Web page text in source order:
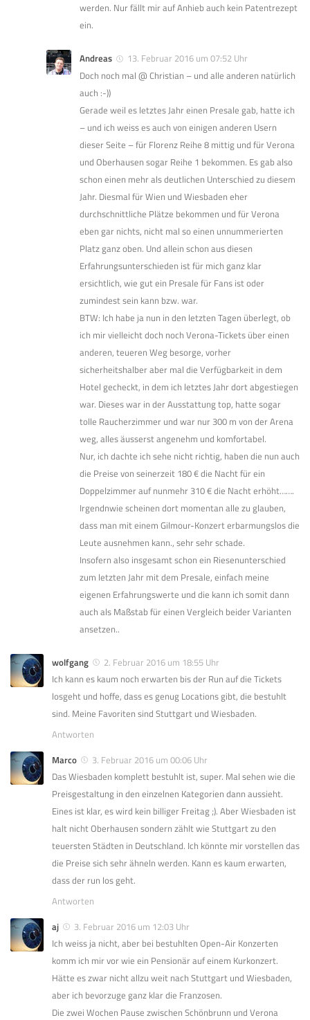
werden. Nur fällt mir auf Anhieb auch kein Patentrezept
ein.
Andreas
13. Februar 2016 um 07:52 Uhr
Doch noch mal @ Christian – und alle anderen natürlich
auch :-))
Gerade weil es letztes Jahr einen Presale gab, hatte ich
– und ich weiss es auch von einigen anderen Usern
dieser Seite – für Florenz Reihe 8 mittig und für Verona
und Oberhausen sogar Reihe 1 bekommen. Es gab also
schon einen mehr als deutlichen Unterschied zu diesem
Jahr. Diesmal für Wien und Wiesbaden eher
durchschnittliche Plätze bekommen und für Verona
eben gar nichts, nicht mal so einen unnummerierten
Platz ganz oben. Und allein schon aus diesen
Erfahrungsunterschieden ist für mich ganz klar
ersichtlich, wie gut ein Presale für Fans ist oder
zumindest sein kann bzw. war.
BTW: Ich habe ja nun in den letzten Tagen überlegt, ob
ich mir vielleicht doch noch Verona-Tickets über einen
anderen, teueren Weg besorge, vorher
sicherheitshalber aber mal die Verfügbarkeit in dem
Hotel gecheckt, in dem ich letztes Jahr dort abgestiegen
war. Dieses war in der Ausstattung top, hatte sogar
tolle Raucherzimmer und war nur 300 m von der Arena
weg, alles äusserst angenehm und komfortabel.
Nur, ich dachte ich sehe nicht richtig, haben die nun auch
die Preise von seinerzeit 180 € die Nacht für ein
Doppelzimmer auf nunmehr 310 € die Nacht erhöht…….
Irgendnwie scheinen dort momentan alle zu glauben,
dass man mit einem Gilmour-Konzert erbarmungslos die
Leute ausnehmen kann., sehr sehr schade.
Insofern also insgesamt schon ein Riesenunterschied
zum letzten Jahr mit dem Presale, einfach meine
eigenen Erfahrungswerte und die kann ich somit dann
auch als Maßstab für einen Vergleich beider Varianten
ansetzen..
wolfgang
2. Februar 2016 um 18:55 Uhr
Ich kann es kaum noch erwarten bis der Run auf die Tickets
losgeht und hoffe, dass es genug Locations gibt, die bestuhlt
sind. Meine Favoriten sind Stuttgart und Wiesbaden.
Antworten
Marco
3. Februar 2016 um 00:06 Uhr
Das Wiesbaden komplett bestuhlt ist, super. Mal sehen wie die
Preisgestaltung in den einzelnen Kategorien dann aussieht.
Eines ist klar, es wird kein billiger Freitag ;). Aber Wiesbaden ist
halt nicht Oberhausen sondern zählt wie Stuttgart zu den
teuersten Städten in Deutschland. Ich könnte mir vorstellen das
die Preise sich sehr ähneln werden. Kann es kaum erwarten,
dass der run los geht.
Antworten
aj
3. Februar 2016 um 12:03 Uhr
Ich weiss ja nicht, aber bei bestuhlten Open-Air Konzerten
komm ich mir vor wie ein Pensionär auf einem Kurkonzert.
Hätte es zwar nicht allzu weit nach Stuttgart und Wiesbaden,
aber ich bevorzuge ganz klar die Franzosen.
Die zwei Wochen Pause zwischen Schönbrunn und Verona